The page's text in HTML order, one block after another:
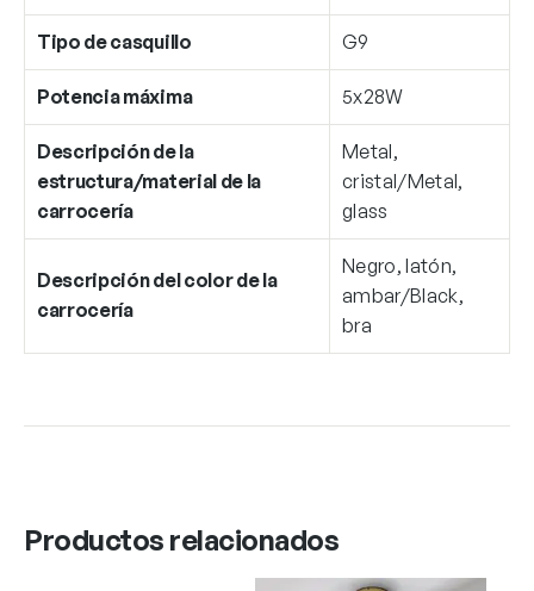
Tipo de casquillo G9
Potencia máxima 5x28W
Descripción de la
estructura/material de la
carrocería
Metal,
cristal/Metal,
glass
Descripción del color de la
carrocería
Negro, latón,
ambar/Black,
bra
Productos relacionados